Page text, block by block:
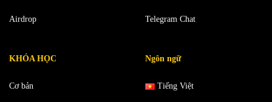
Airdrop Telegram Chat
KHÓA HỌC
Cơ bản
Ngôn ngữ
Tiếng Việt